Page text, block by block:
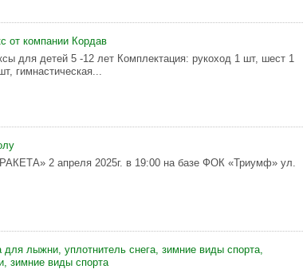
от компании Кордав
для детей 5 -12 лет Комплектация: рукоход 1 шт, шест 1
гимнастическая...
2 апреля 2025г. в 19:00 на базе ФОК «Триумф» ул.
лыжни, уплотнитель снега, зимние виды спорта,
зимние виды спорта